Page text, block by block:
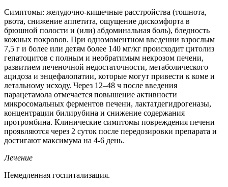
Симптомы: желудочно-кишечные расстройства (тошнота,
рвота, снижение аппетита, ощущение дискомфорта в
брюшной полости и (или) абдоминальная боль), бледность
кожных покровов. При одномоментном введении взрослым
7,5 г и более или детям более 140 мг/кг происходит цитолиз
гепатоцитов с полным и необратимым некрозом печени,
развитием печеночной недостаточности, метаболического
ацидоза и энцефалопатии, которые могут привести к коме и
летальному исходу. Через 12–48 ч после введения
парацетамола отмечается повышение активности
микросомальных ферментов печени, лактатдегидрогеназы,
концентрации билирубина и снижение содержания
протромбина. Клинические симптомы повреждения печени
проявляются через 2 суток после передозировки препарата и
достигают максимума на 4-6 день.
Лечение
Немедленная госпитализация.